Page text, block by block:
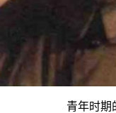
青年时期